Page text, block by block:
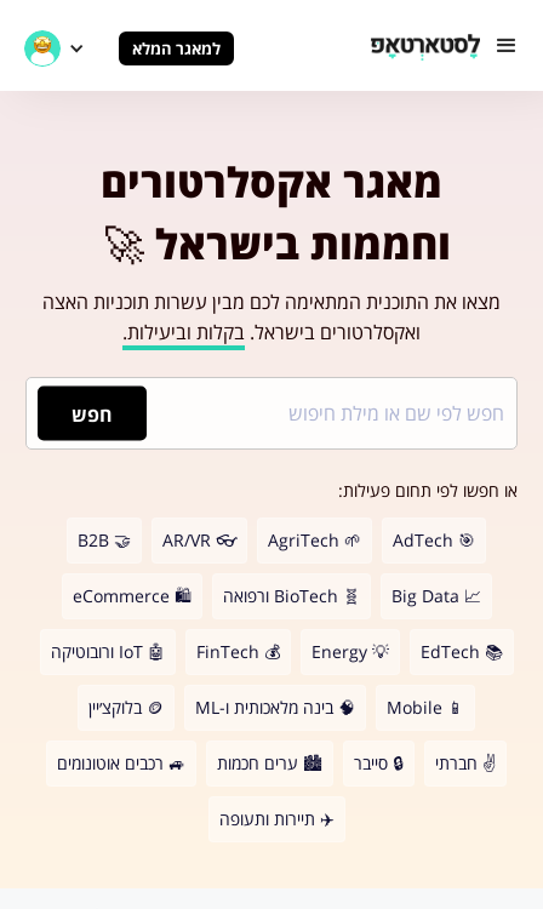
למאגר המלא
מאגר אקסלרטורים
וחממות בישראל🚀
מצאו את התוכנית המתאימה לכם מבין עשרות תוכניות האצה
ואקסלרטורים בישראל. בקלות וביעילות.
חפש
או חפשו לפי תחום פעילות:
🎯 AdTech
🌱 AgriTech
👓 AR/VR
🤝 B2B
📈 Big Data 🧬 BioTech ורפואה 🛍 eCommerce
📚 EdTech
💡 Energy
💰 FinTech 🤖 IoT ורובוטיקה
📱 Mobile 🧠 בינה מלאכותית ו-ML 🪙 בלוקצ׳יין
✌️ חברתי 🔒 סייבר 🏙 ערים חכמות 🚙 רכבים אוטונומים
✈️ תיירות ותעופה